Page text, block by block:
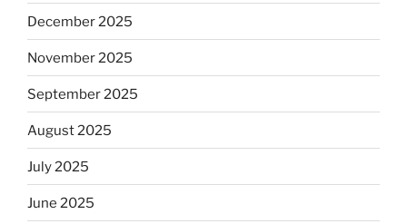
December 2025
November 2025
September 2025
August 2025
July 2025
June 2025